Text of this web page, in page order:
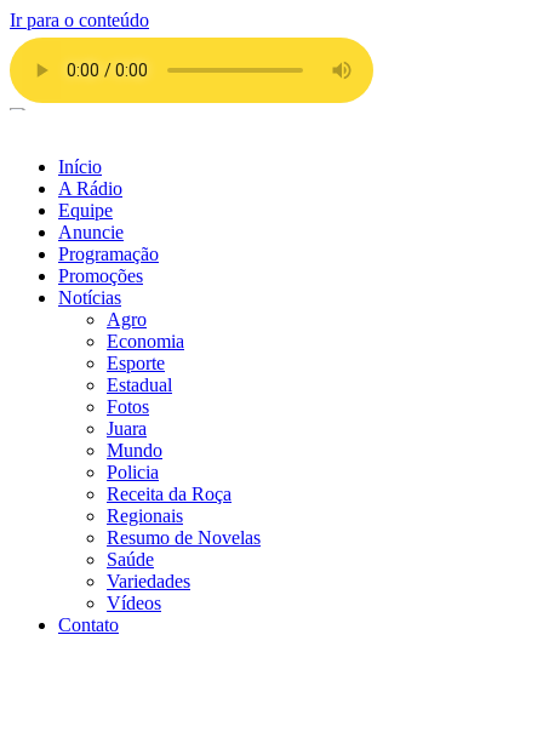
Ir para o conteúdo
Início
A Rádio
Equipe
Anuncie
Programação
Promoções
Notícias
Agro
Economia
Esporte
Estadual
Fotos
Juara
Mundo
Policia
Receita da Roça
Regionais
Resumo de Novelas
Saúde
Variedades
Vídeos
Contato